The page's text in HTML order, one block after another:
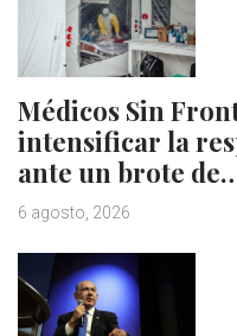
Médicos Sin
intensificar la
ante un brote
6 agosto, 2026